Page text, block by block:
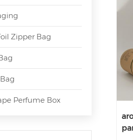
Zipper Bag
Perfume Box